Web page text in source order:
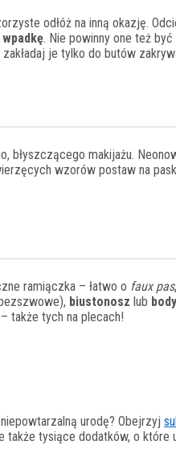
odłóż na inną okazję.
. Nie powinny one też być
je tylko do butów
makijażu.
wzorów postaw na
ramiączka – łatwo o faux pas
biustonosz lub body
także tych na plecach!
urodę? Obejrzyj
także tysiące dodatków, o które